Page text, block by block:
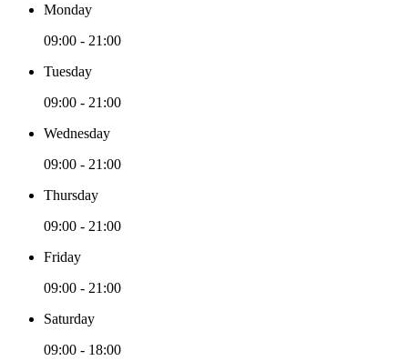
Monday
09:00 - 21:00
Tuesday
09:00 - 21:00
Wednesday
09:00 - 21:00
Thursday
09:00 - 21:00
Friday
09:00 - 21:00
Saturday
09:00 - 18:00